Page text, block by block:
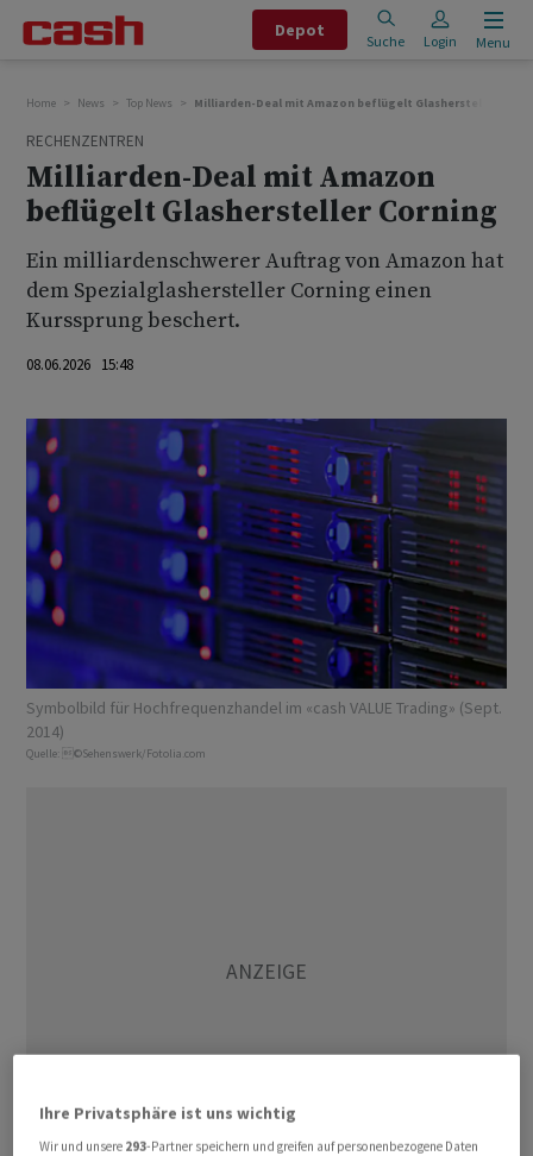
Depot
Suche Login Menu
Home News Top News Milliarden-Deal mit Amazon beflügelt Glashersteller
RECHENZENTREN
Milliarden-Deal mit Amazon
beflügelt Glashersteller Corning
Ein milliardenschwerer Auftrag von Amazon hat
dem Spezialglashersteller Corning einen
Kurssprung beschert.
08.06.2026 15:48
Symbolbild für Hochfrequenzhandel im «cash VALUE Trading» (Sept.
2014)
Quelle: ©Sehenswerk/Fotolia.com
Ihre Privatsphäre ist uns wichtig
Wir und unsere 293-Partner speichern und greifen auf personenbezogene Daten